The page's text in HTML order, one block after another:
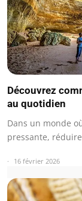
Découvrez
au quotidien
Dans un monde
pressante,
16 février 2026